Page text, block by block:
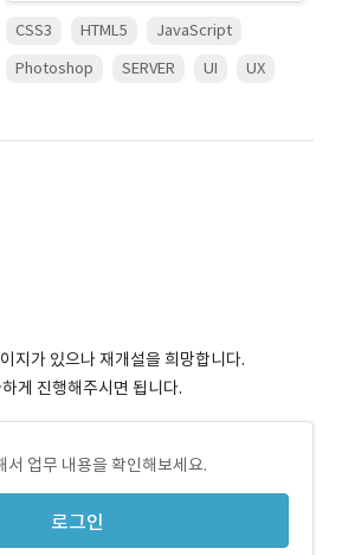
CSS3 HTML5
JavaScript
Photoshop
SERVER UI UX
지가 있으나 재개설을 희망합니다.
게 진행해주시면 됩니다.
서 업무 내용을 확인해보세요.
로그인